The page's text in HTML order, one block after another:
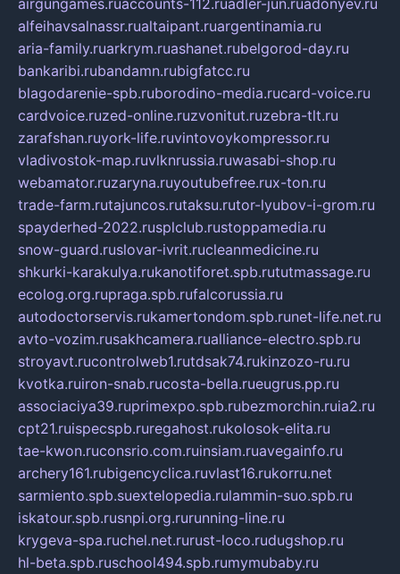
alfeihavsalnassr.rualtaipant.ruargentinamia.ru
aria-family.ruarkrym.ruashanet.rubelgorod-day.ru
bankaribi.rubandamn.rubigfatcc.ru
blagodarenie-spb.ruborodino-media.rucard-voice.ru
cardvoice.ruzed-online.ruzvonitut.ruzebra-tlt.ru
zarafshan.ruyork-life.ruvintovoykompressor.ru
vladivostok-map.ruvlknrussia.ruwasabi-shop.ru
webamator.ruzaryna.ruyoutubefree.rux-ton.ru
trade-farm.rutajuncos.rutaksu.rutor-lyubov-i-grom.ru
spayderhed-2022.rusplclub.rustoppamedia.ru
snow-guard.ruslovar-ivrit.rucleanmedicine.ru
shkurki-karakulya.rukanotiforet.spb.rututmassage.ru
ecolog.org.rupraga.spb.rufalcorussia.ru
autodoctorservis.rukamertondom.spb.runet-life.net.ru
avto-vozim.rusakhcamera.rualliance-electro.spb.ru
stroyavt.rucontrolweb1.rutdsak74.rukinzozo-ru.ru
kvotka.ruiron-snab.rucosta-bella.rueugrus.pp.ru
associaciya39.ruprimexpo.spb.rubezmorchin.ruia2.ru
cpt21.ruispecspb.ruregahost.rukolosok-elita.ru
tae-kwon.ruconsrio.com.ruinsiam.ruavegainfo.ru
archery161.rubigencyclica.ruvlast16.rukorru.net
sarmiento.spb.suextelopedia.rulammin-suo.spb.ru
iskatour.spb.rusnpi.org.rurunning-line.ru
krygeva-spa.ruchel.net.rurust-loco.rudugshop.ru
hl-beta.spb.ruschool494.spb.rumymubaby.ru